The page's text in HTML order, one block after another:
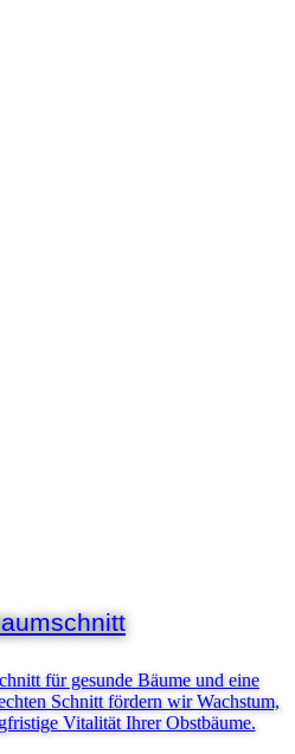
für gesunde Bäume und eine
Schnitt fördern wir Wachstum,
Vitalität Ihrer Obstbäume.